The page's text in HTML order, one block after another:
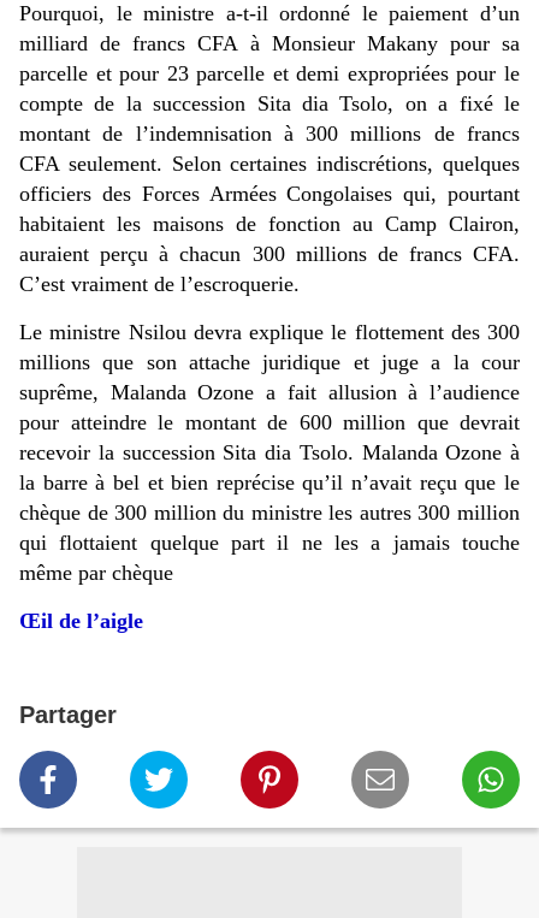
Pourquoi, le ministre a-t-il ordonné le paiement d’un
milliard de francs CFA à Monsieur Makany pour sa
parcelle et pour 23 parcelle et demi expropriées pour le
compte de la succession Sita dia Tsolo, on a fixé le
montant de l’indemnisation à 300 millions de francs
CFA seulement. Selon certaines indiscrétions, quelques
officiers des Forces Armées Congolaises qui, pourtant
habitaient les maisons de fonction au Camp Clairon,
auraient perçu à chacun 300 millions de francs CFA.
C’est vraiment de l’escroquerie.
Le ministre Nsilou devra explique le flottement des 300
millions que son attache juridique et juge a la cour
suprême, Malanda Ozone a fait allusion à l’audience
pour atteindre le montant de 600 million que devrait
recevoir la succession Sita dia Tsolo. Malanda Ozone à
la barre à bel et bien reprécise qu’il n’avait reçu que le
chèque de 300 million du ministre les autres 300 million
qui flottaient quelque part il ne les a jamais touche
même par chèque
Œil de l’aigle
Partager